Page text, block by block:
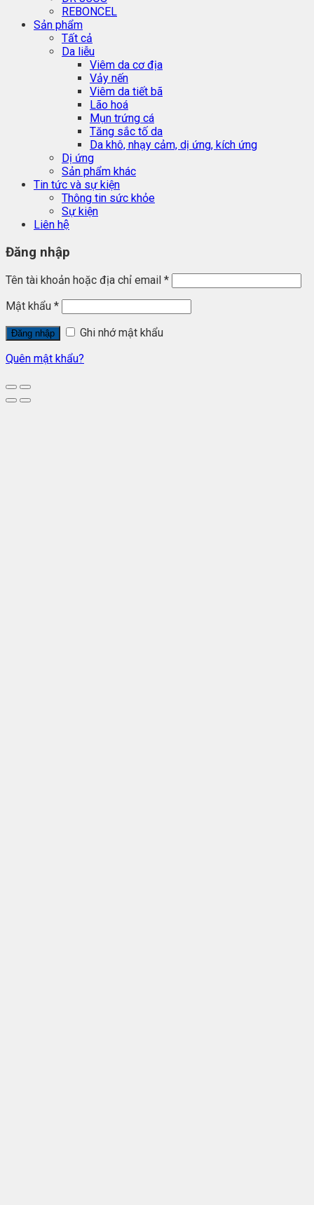
REBONCEL
Sản phẩm
Tất cả
Da liễu
Viêm da cơ địa
Vảy nến
Viêm da tiết bã
Lão hoá
Mụn trứng cá
Tăng sắc tố da
Da khô, nhạy cảm, dị ứng, kích ứng
Dị ứng
Sản phẩm khác
Tin tức và sự kiện
Thông tin sức khỏe
Sự kiện
Liên hệ
Đăng nhập
Tên tài khoản hoặc địa chỉ email *
Mật khẩu *
Đăng nhập
Ghi nhớ mật khẩu
Quên mật khẩu?